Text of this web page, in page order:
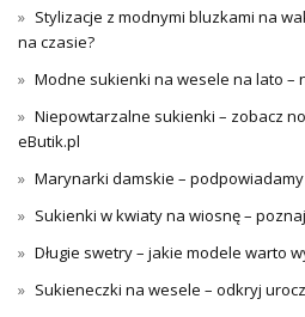
Stylizacje z modnymi bluzkami na
na czasie?
Modne sukienki na wesele na lato –
Niepowtarzalne sukienki – zobacz
eButik.pl
Marynarki damskie –
Sukienki w kwiaty na wiosnę –
Długie swetry – jakie modele warto
Sukieneczki na wesele – odkryj